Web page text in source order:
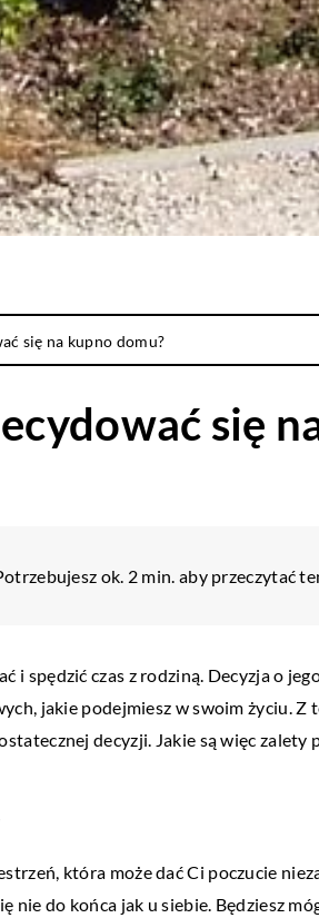
się na kupno domu?
się
ok. 2 min. aby przeczytać
i spędzić czas z rodziną. Decyzja o
jakie podejmiesz w swoim życiu. Z
decyzji. Jakie są więc zalety
która może dać Ci poczucie
nie do końca jak u siebie. Będziesz
BIZNES I